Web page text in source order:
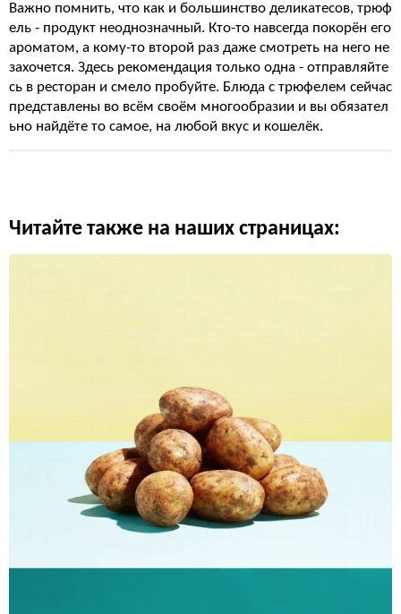
Важно помнить, что как и большинство деликатесов, трюф
ель - продукт неоднозначный. Кто-то навсегда покорён его
ароматом, а кому-то второй раз даже смотреть на него не
захочется. Здесь рекомендация только одна - отправляйте
сь в ресторан и смело пробуйте. Блюда с трюфелем сейчас
представлены во всём своём многообразии и вы обязател
ьно найдёте то самое, на любой вкус и кошелёк.
Читайте также на наших страницах: